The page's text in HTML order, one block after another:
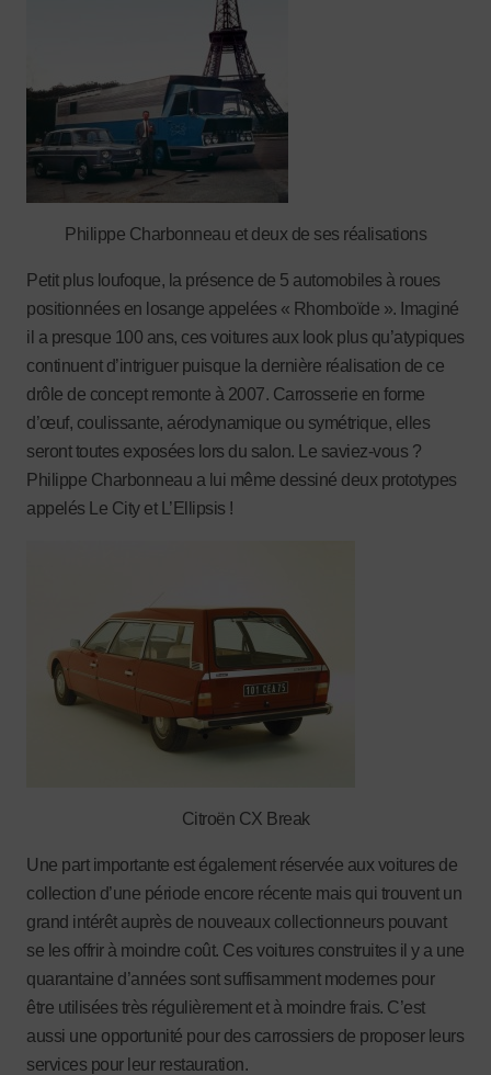
Philippe Charbonneau et deux de ses réalisations
Petit plus loufoque, la présence de 5 automobiles à roues
positionnées en losange appelées « Rhomboïde ». Imaginé
il a presque 100 ans, ces voitures aux look plus qu’atypiques
continuent d’intriguer puisque la dernière réalisation de ce
drôle de concept remonte à 2007. Carrosserie en forme
d’œuf, coulissante, aérodynamique ou symétrique, elles
seront toutes exposées lors du salon. Le saviez-vous ?
Philippe Charbonneau a lui même dessiné deux prototypes
appelés Le City et L’Ellipsis !
Citroën CX Break
Une part importante est également réservée aux voitures de
collection d’une période encore récente mais qui trouvent un
grand intérêt auprès de nouveaux collectionneurs pouvant
se les offrir à moindre coût. Ces voitures construites il y a une
quarantaine d’années sont suffisamment modernes pour
être utilisées très régulièrement et à moindre frais. C’est
aussi une opportunité pour des carrossiers de proposer leurs
services pour leur restauration.